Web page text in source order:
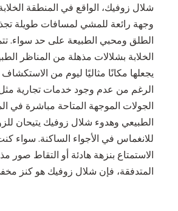
شلال زوفيك، الواقع في المنطقة
وجهة رائعة للمشي لمسافات طويلة
الطلق ومحبي الطبيعة على حد سواء.
الخلابة بشلالات مذهلة من المناظر
يجعلها مكانًا مثاليًا ليوم من
الرغم من عدم وجود خدمات تجارية مثل
الجولات الموجهة المتاحة مباشرة في
الطبيعي وهدوء شلال زوفيك يتيحان
للانغماس في الأجواء الساكنة. سواء
الاستمتاع بنزهة هادئة أو التقاط صور
المتدفقة، فإن شلال زوفيك هو كنز